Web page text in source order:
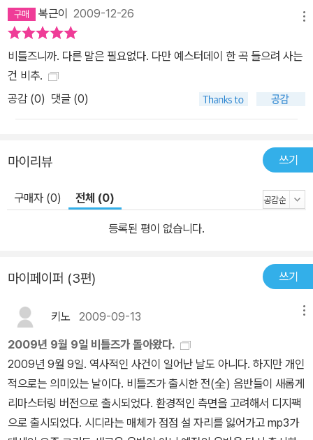
복근이 2009-12-26
비틀즈니까. 다른 말은 필요없다. 다만 예스터데이 한 곡 들으려 사는
건 비추.
공감 (0) 댓글 (0)
마이리뷰 쓰기
구매자 (0) 전체 (0)
등록된 평이 없습니다.
마이페이퍼 (3편) 쓰기
키노 2009-09-13
2009년 9월 9일 비틀즈가 돌아왔다.
2009년 9월 9일. 역사적인 사건이 일어난 날도 아니다. 하지만 개인
적으로는 의미있는 날이다. 비틀즈가 출시한 전(全) 음반들이 새롭게
리마스터링 버전으로 출시되었다. 환경적인 측면을 고려해서 디지팩
으로 출시되었다. 시디라는 매체가 점점 설 자리를 잃어가고 mp3가